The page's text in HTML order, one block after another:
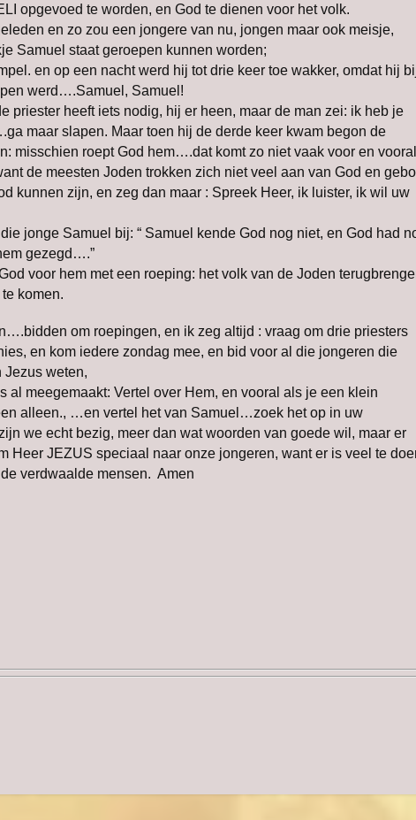
opgevoed te worden, en God te dienen voor het volk.
en zo zou een jongere van nu, jongen maar ook meisje,
Samuel staat geroepen kunnen worden;
en op een nacht werd hij tot drie keer toe wakker, omdat hij
werd….Samuel, Samuel!
priester heeft iets nodig, hij er heen, maar de man zei: ik heb je
maar slapen. Maar toen hij de derde keer kwam begon de
misschien roept God hem….dat komt zo niet vaak voor en vooral
de meesten Joden trokken zich niet veel aan van God en
kunnen zijn, en zeg dan maar : Spreek Heer, ik luister, ik wil uw
jonge Samuel bij: “ Samuel kende God nog niet, en God had
gezegd….”
voor hem met een roeping: het volk van de Joden
komen.
om roepingen, en ik zeg altijd : vraag om drie priesters
en kom iedere zondag mee, en bid voor al die jongeren die
Jezus weten,
al meegemaakt: Vertel over Hem, en vooral als je een klein
alleen., …en vertel het van Samuel…zoek het op in uw
we echt bezig, meer dan wat woorden van goede wil, maar er
Heer JEZUS speciaal naar onze jongeren, want er is veel te
verdwaalde mensen. Amen